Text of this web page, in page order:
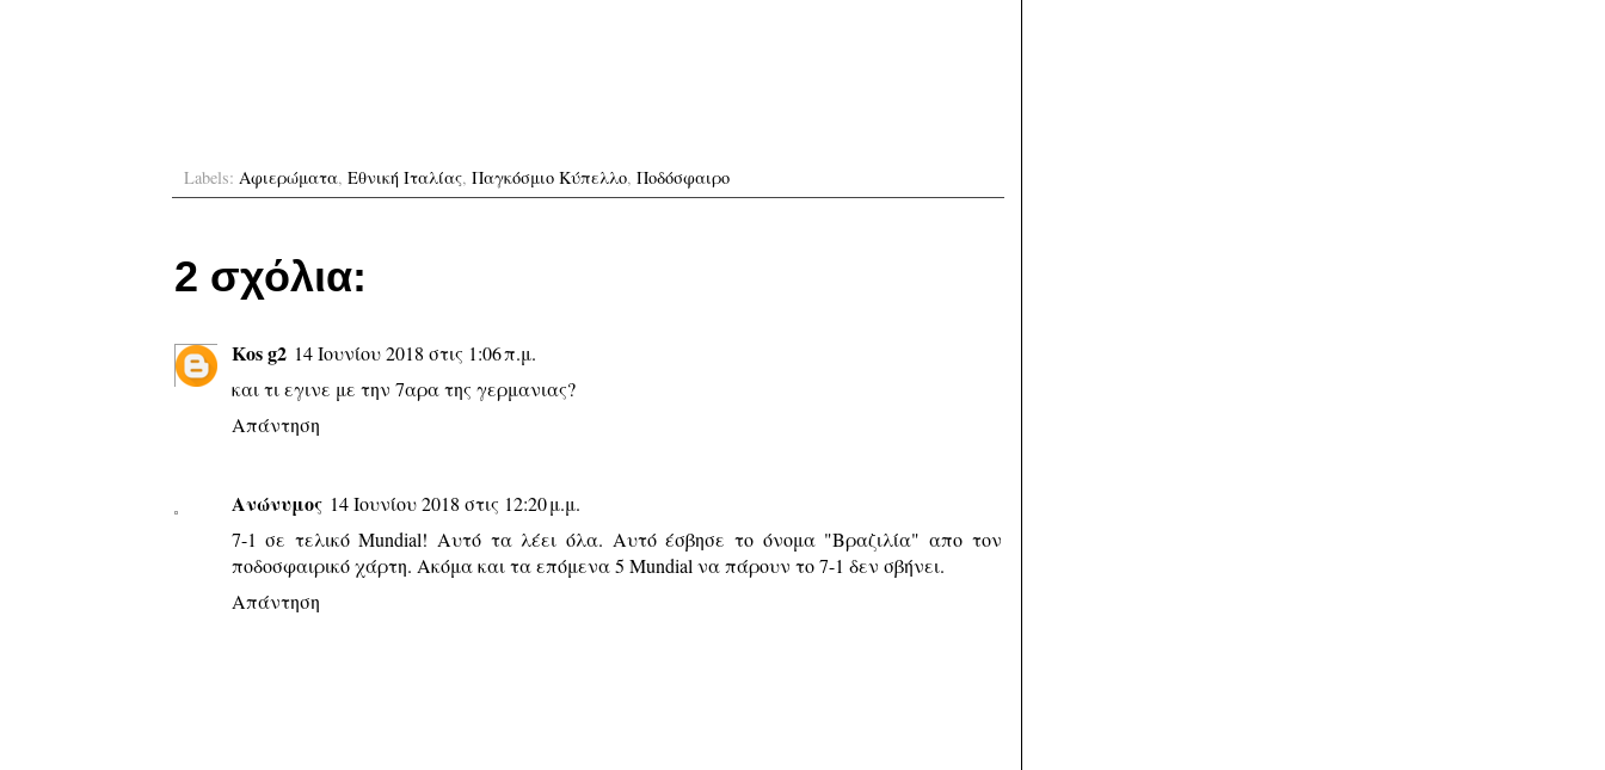
Labels: Αφιερώματα, Εθνική Ιταλίας, Παγκόσμιο Κύπελλο, Ποδόσφαιρο
2 σχόλια:
Kos g2 14 Ιουνίου 2018 στις 1:06 π.μ.
και τι εγινε με την 7αρα της γερμανιας?
Απάντηση
Ανώνυμος 14 Ιουνίου 2018 στις 12:20 μ.μ.
7-1 σε τελικό Mundial! Αυτό τα λέει όλα. Αυτό έσβησε το όνομα "Βραζιλία" απο τον
ποδοσφαιρικό χάρτη. Ακόμα και τα επόμενα 5 Mundial να πάρουν το 7-1 δεν σβήνει.
Απάντηση